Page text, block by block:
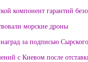
компонент гарантий
морские дроны
за подписью Сырского
с Киевом после